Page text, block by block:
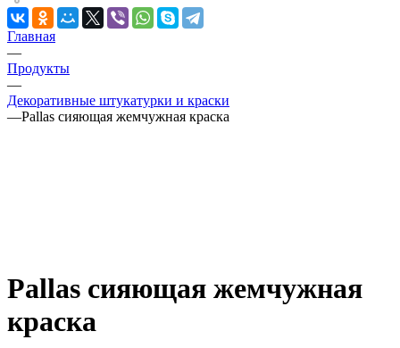
Главная
—
Продукты
—
Декоративные штукатурки и краски
—Pallas сияющая жемчужная краска
Pallas сияющая жемчужная
краска